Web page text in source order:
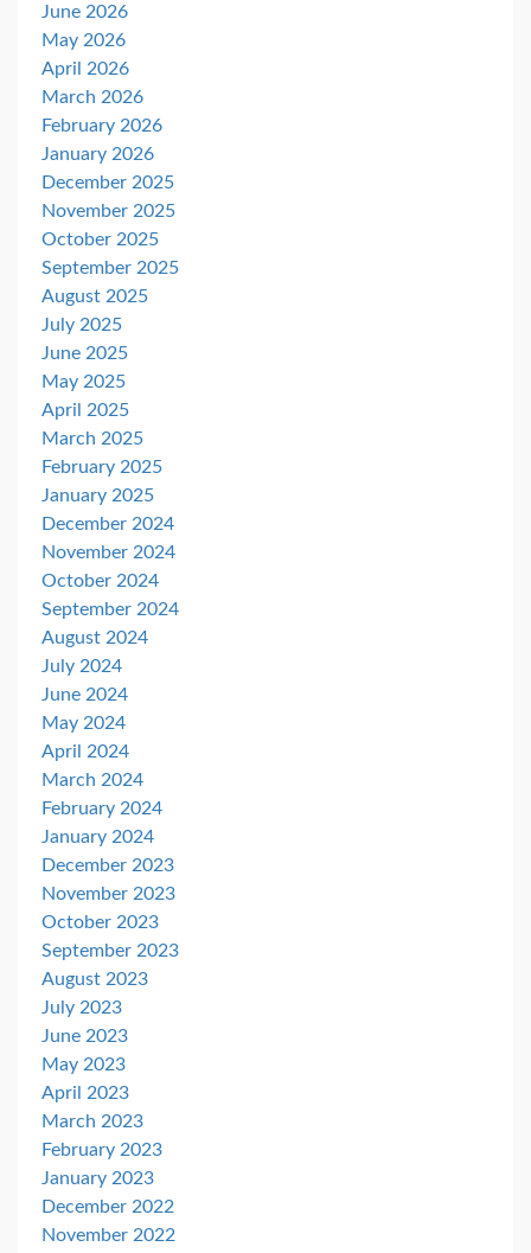
June 2026
May 2026
April 2026
March 2026
February 2026
January 2026
December 2025
November 2025
October 2025
September 2025
August 2025
July 2025
June 2025
May 2025
April 2025
March 2025
February 2025
January 2025
December 2024
November 2024
October 2024
September 2024
August 2024
July 2024
June 2024
May 2024
April 2024
March 2024
February 2024
January 2024
December 2023
November 2023
October 2023
September 2023
August 2023
July 2023
June 2023
May 2023
April 2023
March 2023
February 2023
January 2023
December 2022
November 2022